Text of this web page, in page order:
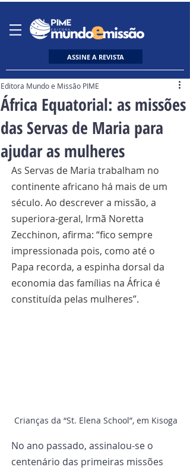
ASSINE A REVISTA
África Equatorial: as missões
das Servas de Maria para
ajudar as mulheres
Editora Mundo e Missão PIME
As Servas de Maria trabalham no
continente africano há mais de um
século. Ao descrever a missão, a
superiora-geral, Irmã Noretta
Zecchinon, afirma: “fico sempre
impressionada pois, como até o
Papa recorda, a espinha dorsal da
economia das famílias na África é
constituída pelas mulheres”.
Crianças da “St. Elena School”, em Kisoga
No ano passado, assinalou-se o
centenário das primeiras missões